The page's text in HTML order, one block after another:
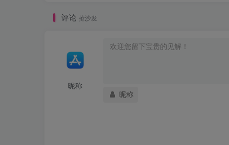
评论 抢沙发
昵称
昵称